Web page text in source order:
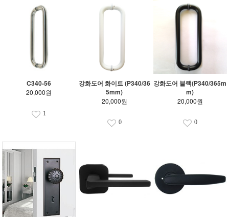
C340-56
20,000원
1
강화도어 화이트 (P340/36
5mm)
20,000원
0
강화도어 블랙(P340/365m
m)
20,000원
0